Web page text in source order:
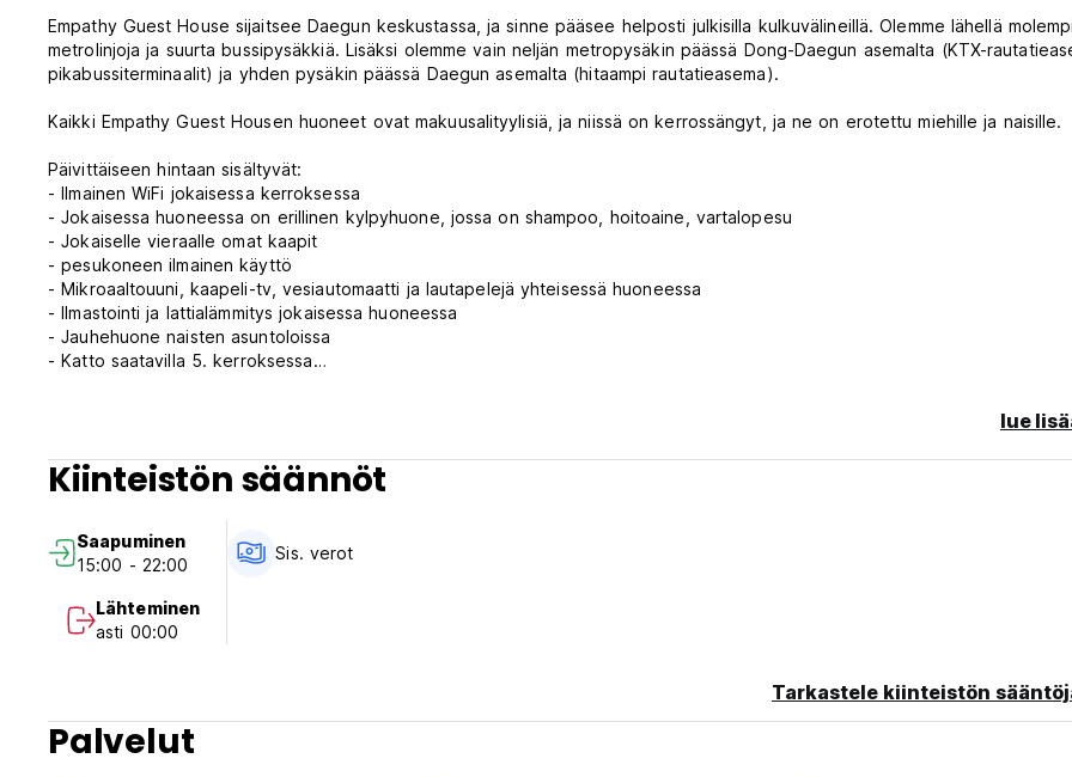
Empathy Guest House sijaitsee Daegun keskustassa, ja sinne pääsee helposti julkisilla kulkuvälineillä. Olemme lähellä
metrolinjoja ja suurta bussipysäkkiä. Lisäksi olemme vain neljän metropysäkin päässä Dong-Daegun asemalta (KTX-
pikabussiterminaalit) ja yhden pysäkin päässä Daegun asemalta (hitaampi rautatieasema).
Kaikki Empathy Guest Housen huoneet ovat makuusalityylisiä, ja niissä on kerrossängyt, ja ne on erotettu miehille ja naisille.
Päivittäiseen hintaan sisältyvät:
- Ilmainen WiFi jokaisessa kerroksessa
- Jokaisessa huoneessa on erillinen kylpyhuone, jossa on shampoo, hoitoaine, vartalopesu
- Jokaiselle vieraalle omat kaapit
- pesukoneen ilmainen käyttö
- Mikroaaltouuni, kaapeli-tv, vesiautomaatti ja lautapelejä yhteisessä huoneessa
- Ilmastointi ja lattialämmitys jokaisessa huoneessa
- Jauhehuone naisten asuntoloissa
- Katto saatavilla 5. kerroksessa
lue
Kiinteistön säännöt
Saapuminen
15:00 - 22:00
Lähteminen
asti 00:00
Sis. verot
Tarkastele kiinteistön
Palvelut